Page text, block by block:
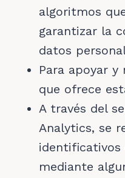
algoritmos
garantizar la
datos
Para apoyar y
que ofrece
A través del
Analytics, se
identificativos
mediante